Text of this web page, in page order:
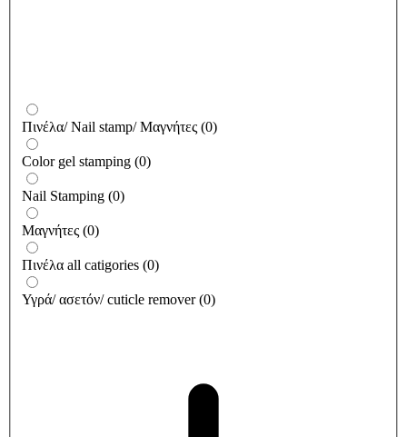
Πινέλα/ Nail stamp/ Μαγνήτες (0)
Color gel stamping (0)
Nail Stamping (0)
Μαγνήτες (0)
Πινέλα all catigories (0)
Υγρά/ ασετόν/ cuticle remover (0)